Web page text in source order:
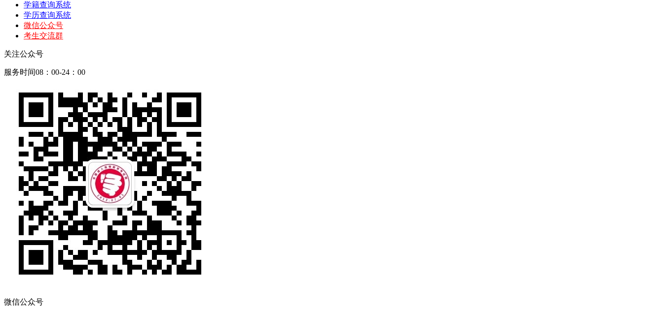
学籍查询系统
学历查询系统
微信公众号
考生交流群
关注公众号
服务时间08：00-24：00
微信公众号